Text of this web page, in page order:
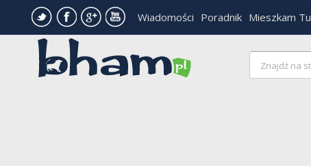
Wiadomości Poradnik Mieszkam Tu